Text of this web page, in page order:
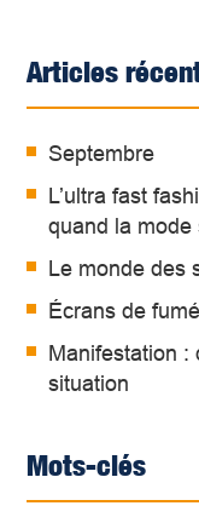
Articles
Septembre
L’ultra fast
quand la mode
Le monde des
Écrans de
Manifestation :
situation
Mots-clés